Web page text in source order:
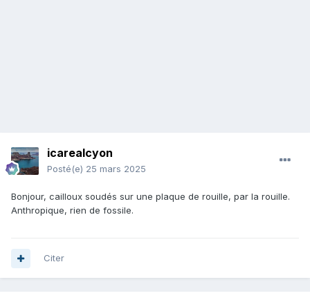
icarealcyon
Posté(e) 25 mars 2025
Bonjour, cailloux soudés sur une plaque de rouille, par la rouille.
Anthropique, rien de fossile.
Citer